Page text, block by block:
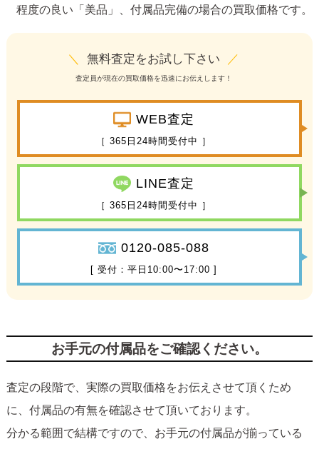
程度の良い「美品」、付属品完備の場合の買取価格です。
＼ 無料査定をお試し下さい ／
査定員が現在の買取価格を迅速にお伝えします！
WEB査定
［ 365日24時間受付中 ］
LINE査定
［ 365日24時間受付中 ］
0120-085-088
[ 受付：平日10:00〜17:00 ]
お手元の付属品をご確認ください。
査定の段階で、実際の買取価格をお伝えさせて頂くため
に、付属品の有無を確認させて頂いております。
分かる範囲で結構ですので、お手元の付属品が揃っている